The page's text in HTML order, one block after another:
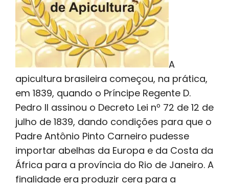
A
apicultura brasileira começou, na prática,
em 1839, quando o Príncipe Regente D.
Pedro II assinou o Decreto Lei nº 72 de 12 de
julho de 1839, dando condições para que o
Padre Antônio Pinto Carneiro pudesse
importar abelhas da Europa e da Costa da
África para a província do Rio de Janeiro. A
finalidade era produzir cera para a